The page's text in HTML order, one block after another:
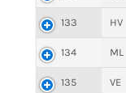
133 HV
134 ML
135 VE